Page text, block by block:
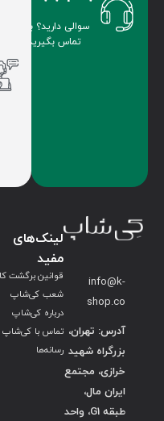
سوالی دارید؟ با ما
تماس بگیرید.
info@k-
shop.co
آدرس: تهران،
بزرگراه شهید
خرازی، مجتمع
ایران مال،
طبقه G1، واحد
لینک‌های
مفید
قوانین برگشت
شعب کی‌شاپ
درباره کی‌شاپ
تماس با کی‌شاپ
رسانه‌ها